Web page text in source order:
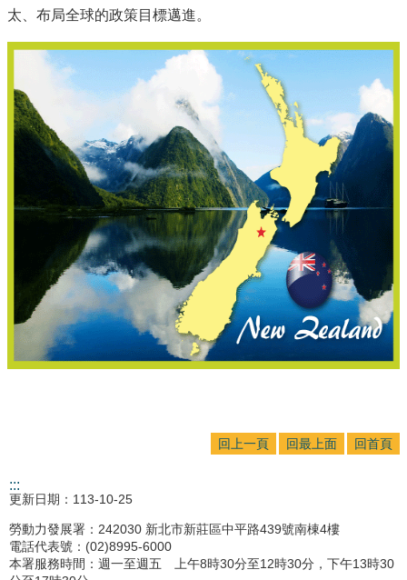
範
及
關
資
格
規
回
導
覽
外
人
在
臺
太、布局全球的政策目標邁進。
回上一頁 回最上面 回首頁
:::
更新日期：113-10-25
勞動力發展署：242030 新北市新莊區中平路439號南棟4樓
電話代表號：(02)8995-6000
本署服務時間：週一至週五 上午8時30分至12時30分，下午13時30